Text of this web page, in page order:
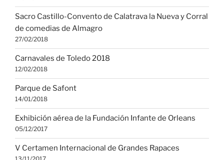
Sacro Castillo-Convento de Calatrava la Nueva y Corral
de comedias de Almagro
27/02/2018
Carnavales de Toledo 2018
12/02/2018
Parque de Safont
14/01/2018
Exhibición aérea de la Fundación Infante de Orleans
05/12/2017
V Certamen Internacional de Grandes Rapaces